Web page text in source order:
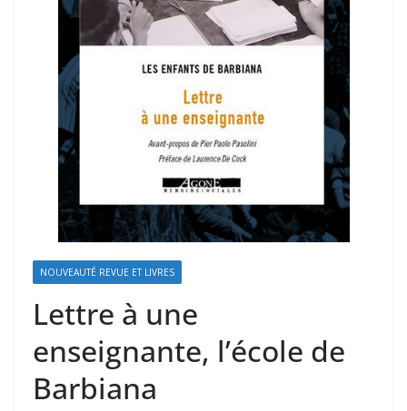
NOUVEAUTÉ REVUE ET LIVRES
Lettre à une
enseignante, l’école de
Barbiana